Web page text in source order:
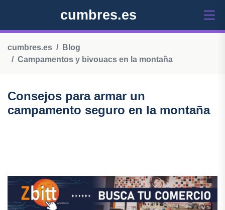
cumbres.es
cumbres.es
Blog
Campamentos y bivouacs en la montaña
Consejos para armar un
campamento seguro en la montaña